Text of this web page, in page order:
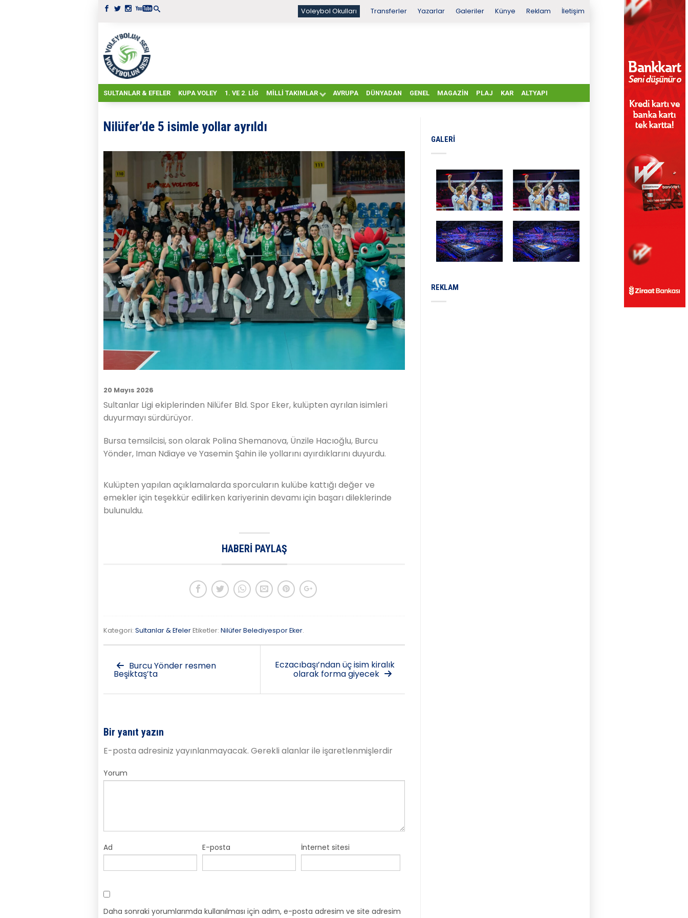
Voleybol Okulları Transferler Yazarlar Galeriler Künye Reklam İletişim
SULTANLAR & EFELER KUPA VOLEY 1. VE 2. LIG MILLI TAKIMLAR AVRUPA DÜNYADAN GENEL MAGAZIN PLAJ KAR ALTYAPI
Nilüfer’de 5 isimle yollar ayrıldı
20 Mayıs 2026
Sultanlar Ligi ekiplerinden Nilüfer Bld. Spor Eker, kulüpten ayrılan isimleri
duyurmayı sürdürüyor.
Bursa temsilcisi, son olarak Polina Shemanova, Ünzile Hacıoğlu, Burcu
Yönder, Iman Ndiaye ve Yasemin Şahin ile yollarını ayırdıklarını duyurdu.
Kulüpten yapılan açıklamalarda sporcuların kulübe kattığı değer ve
emekler için teşekkür edilirken kariyerinin devamı için başarı dileklerinde
bulunuldu.
HABERI PAYLAŞ
Kategori: Sultanlar & EfelerEtiketler: Nilüfer Belediyespor Eker.
Burcu Yönder resmen
Beşiktaş’ta
Eczacıbaşı’ndan üç isim kiralık
olarak forma giyecek
Bir yanıt yazın
E-posta adresiniz yayınlanmayacak. Gerekli alanlar ile işaretlenmişlerdir
Yorum
Ad E-posta İnternet sitesi
Daha sonraki yorumlarımda kullanılması için adım, e-posta adresim ve site adresim
GALERI
REKLAM